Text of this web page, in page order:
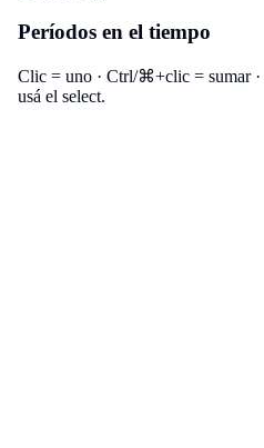
Períodos en el tiempo
Clic = uno · Ctrl/⌘+clic = sumar ·
usá el select.